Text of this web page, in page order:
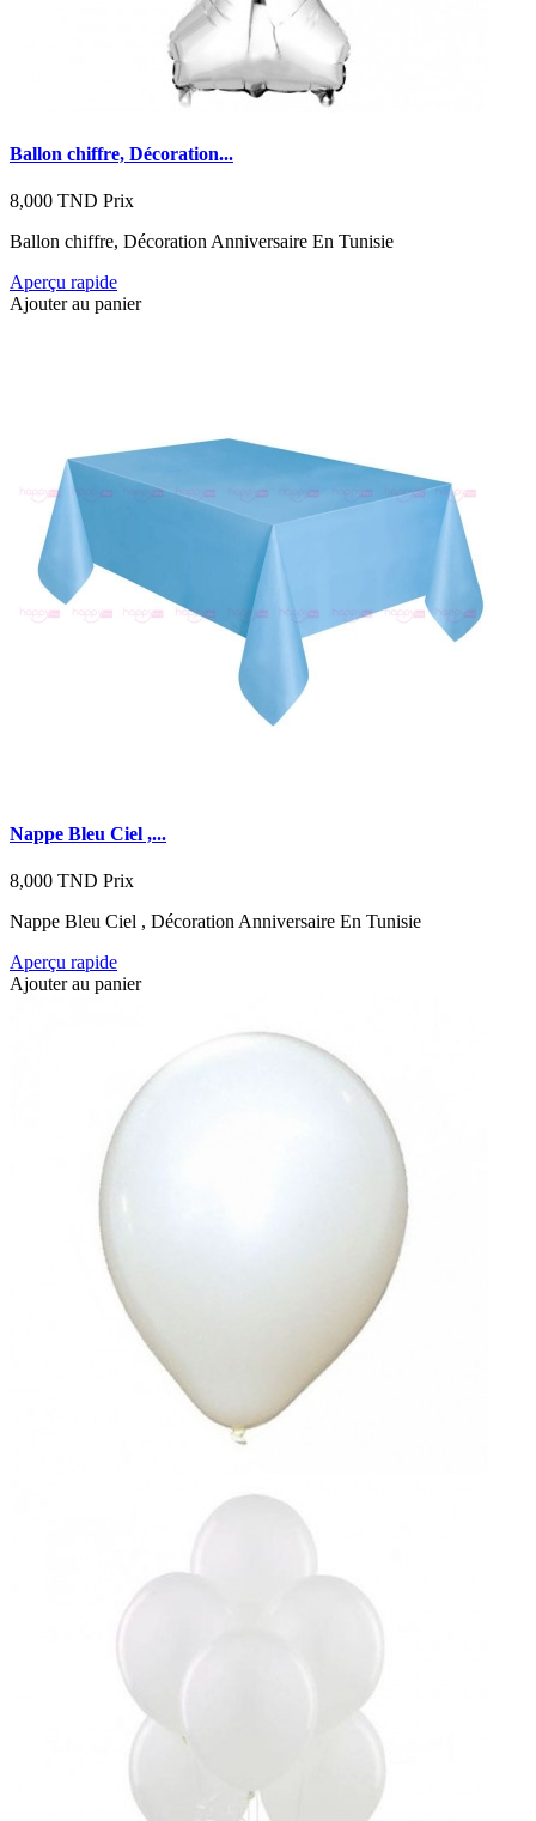
Ballon chiffre, Décoration...
8,000 TND Prix
Ballon chiffre, Décoration Anniversaire En Tunisie
Aperçu rapide
Ajouter au panier
Nappe Bleu Ciel ,...
8,000 TND Prix
Nappe Bleu Ciel , Décoration Anniversaire En Tunisie
Aperçu rapide
Ajouter au panier